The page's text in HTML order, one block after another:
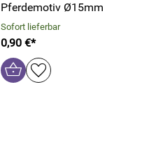
Pferdemotiv Ø15mm
Sofort lieferbar
0,90 €*